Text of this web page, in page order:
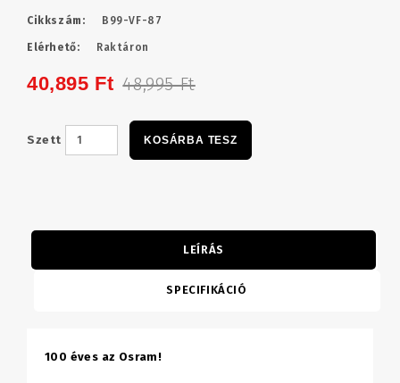
Cikkszám: B99-VF-87
Elérhető: Raktáron
40,895 Ft 48,995 Ft
Szett KOSÁRBA TESZ
LEÍRÁS
SPECIFIKÁCIÓ
100 éves az Osram!